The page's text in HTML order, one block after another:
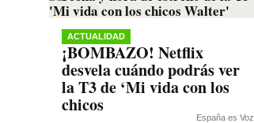
ACTUALIDAD
¡BOMBAZO! Netflix
desvela cuándo podrás ver
la T3 de ‘Mi vida con los
chicos
España es Voz